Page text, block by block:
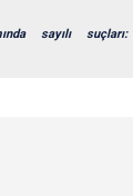
sayılı suçları: